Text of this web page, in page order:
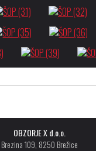
OBZORJE X d.o.o.
Brezina 109, 8250 Brežice